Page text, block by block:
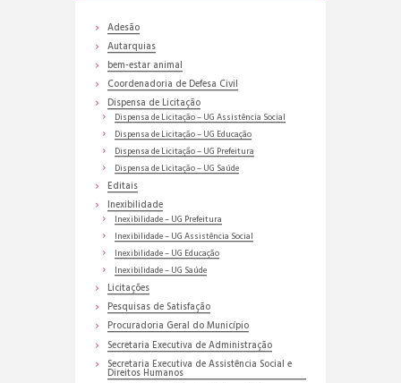
Adesão
Autarquias
bem-estar animal
Coordenadoria de Defesa Civil
Dispensa de Licitação
Dispensa de Licitação – UG Assistência Social
Dispensa de Licitação – UG Educação
Dispensa de Licitação – UG Prefeitura
Dispensa de Licitação – UG Saúde
Editais
Inexibilidade
Inexibilidade – UG Prefeitura
Inexibilidade – UG Assistência Social
Inexibilidade – UG Educação
Inexibilidade – UG Saúde
Licitações
Pesquisas de Satisfação
Procuradoria Geral do Município
Secretaria Executiva de Administração
Secretaria Executiva de Assistência Social e
Direitos Humanos